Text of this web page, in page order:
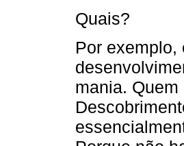
Quais?
Por
mania.